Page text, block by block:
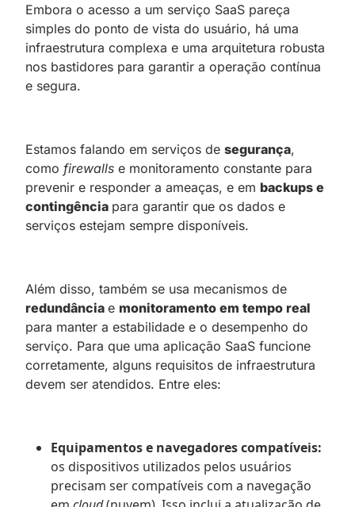
Embora o acesso a um serviço SaaS pareça
simples do ponto de vista do usuário, há uma
infraestrutura complexa e uma arquitetura robusta
nos bastidores para garantir a operação contínua
e segura.
Estamos falando em serviços de segurança,
como firewalls e monitoramento constante para
prevenir e responder a ameaças, e em backups e
contingência para garantir que os dados e
serviços estejam sempre disponíveis.
Além disso, também se usa mecanismos de
redundância e monitoramento em tempo real
para manter a estabilidade e o desempenho do
serviço. Para que uma aplicação SaaS funcione
corretamente, alguns requisitos de infraestrutura
devem ser atendidos. Entre eles:
Equipamentos e navegadores compatíveis:
os dispositivos utilizados pelos usuários
precisam ser compatíveis com a navegação